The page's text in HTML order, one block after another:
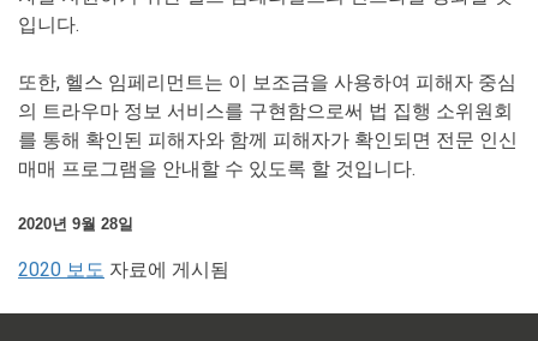
입니다.
또한, 헬스 임페리먼트는 이 보조금을 사용하여 피해자 중심
의 트라우마 정보 서비스를 구현함으로써 법 집행 소위원회
를 통해 확인된 피해자와 함께 피해자가 확인되면 전문 인신
매매 프로그램을 안내할 수 있도록 할 것입니다.
2020년 9월 28일
2020 보도 자료에 게시됨